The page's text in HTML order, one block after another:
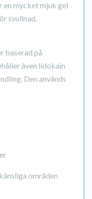
en mycket mjuk gel
svullnad.
baserad på
även lidokain
Den används
områden